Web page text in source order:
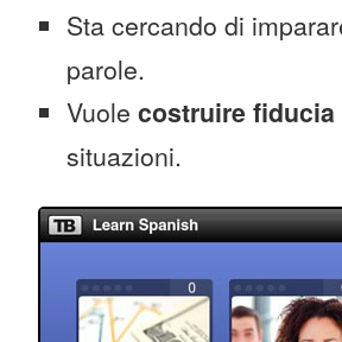
Sta cercando di
parole.
Vuole costruire fiducia
situazioni.